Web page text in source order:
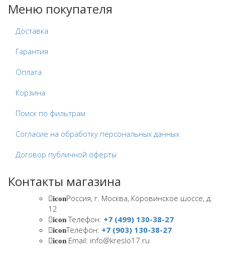
Меню покупателя
Доставка
Гарантия
Оплата
Корзина
Поиск по фильтрам
Согласие на обработку персональных данных
Договор публичной оферты
Контакты магазина
iconРоссия, г. Москва, Коровинское шоссе, д.
12
iconТелефон: +7 (499) 130-38-27
iconТелефон: +7 (903) 130-38-27
icon Email: info@kreslo17.ru